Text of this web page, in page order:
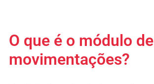
O que é o módulo de
movimentações?